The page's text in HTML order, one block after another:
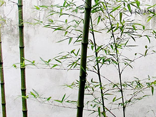
나의서재